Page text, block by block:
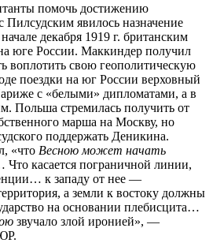
помочь достижению
явилось назначение
декабря 1919 г. британским
юге России. Маккиндер получил
воплотить свою геополитическую
поездки на юг России верховный
с «белыми» дипломатами, а в
Польша стремилась получить от
марша на Москву, но
поддержать Деникина.
«что Весною может начать
Что касается пограничной линии,
к западу от нее —
а земли к востоку должны
на основании плебисцита…
звучало злой иронией», —